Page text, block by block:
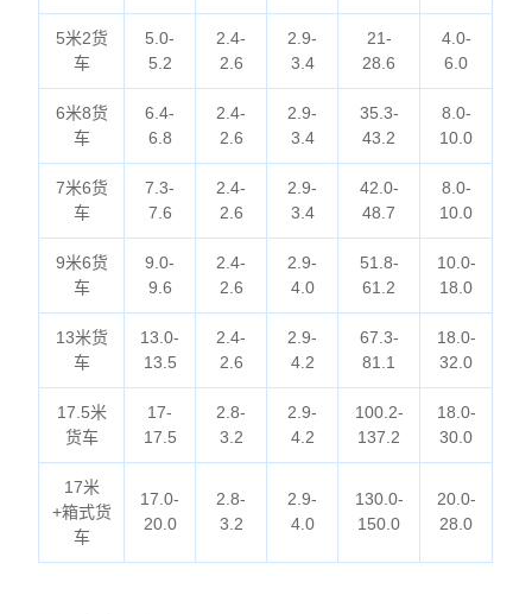
5米2货
车
5.0-
5.2
2.4-
2.6
2.9-
3.4
21-
28.6
4.0-
6.0
6米8货
车
6.4-
6.8
2.4-
2.6
2.9-
3.4
35.3-
43.2
8.0-
10.0
7米6货
车
7.3-
7.6
2.4-
2.6
2.9-
3.4
42.0-
48.7
8.0-
10.0
9米6货
车
9.0-
9.6
2.4-
2.6
2.9-
4.0
51.8-
61.2
10.0-
18.0
13米货
车
13.0-
13.5
2.4-
2.6
2.9-
4.2
67.3-
81.1
18.0-
32.0
17.5米
货车
17-
17.5
2.8-
3.2
2.9-
4.2
100.2-
137.2
18.0-
30.0
17米
+箱式货
车
17.0-
20.0
2.8-
3.2
2.9-
4.0
130.0-
150.0
20.0-
28.0